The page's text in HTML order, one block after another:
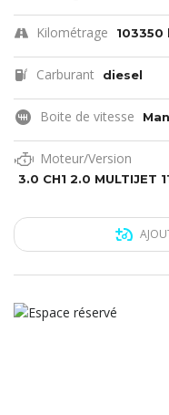
Kilométrage 103350
Carburant diesel
Boite de vitesse
Moteur/Version
3.0 CH1 2.0 MULTIJET